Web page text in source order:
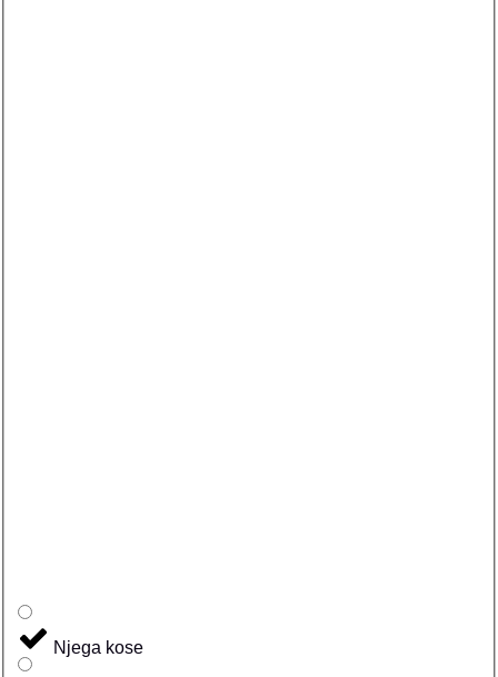
Njega kose